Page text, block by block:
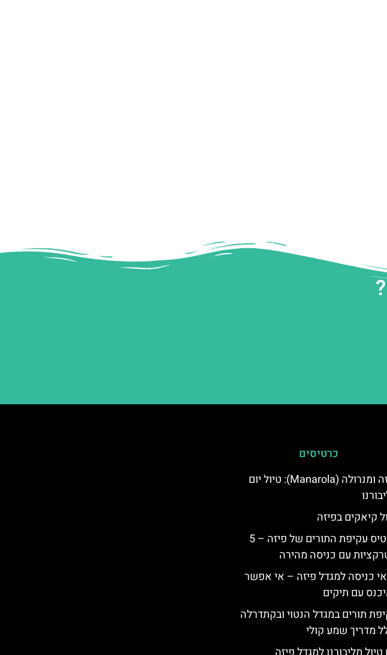
כרטיסים
פיזה ומנרולה (Manarola): טיול יום
קיאקים בפיזה
כרטיס עקיפת התורים של פיזה – 5
עם כניסה מהירה
כניסה למגדל פיזה – אי אפשר
עם תיקים
תורים במגדל הנטוי ובקתדרלה
מדריך שמע קולי